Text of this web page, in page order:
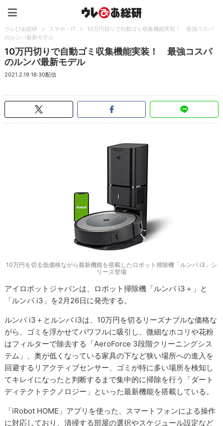
ウレぴあ総研 > スマホ・IT >
10万円切りで自動ゴミ収集機能実装！ 最強コスパ
のルンバ最新モデル
10万円切りで自動ゴミ収集機能実装！ 最強コスパ
のルンバ最新モデル
2021.2.19 18:30配信
10万円を切る低価格ながら最新機能を搭載したロボット掃除機「ルンバ i3」シ
リーズ登場
アイロボットジャパンは、ロボット掃除機「ルンバ i3＋」と
「ルンバ i3」を2月26日に発売する。
ルンバ i3＋とルンバ i3は、10万円を切るリーズナブルな価格な
がら、ゴミを浮かせてパワフルに吸引し、微細なホコリや花粉
はフィルターで除去する「AeroForce 3段階クリーニングシス
テム」、奥が低くなっている家具の下など狭い場所への進入を
回避するリアクティブセンサー、ゴミが特に多い場所を検知し
てキレイになったと判断するまで集中的に掃除を行う「ダート
ディテクトテクノロジー」といった最新機能を搭載している。
「iRobot HOME」アプリを使った、スマートフォンによる操作
に対応しており、清掃する部屋の選択やスケジュール設定など